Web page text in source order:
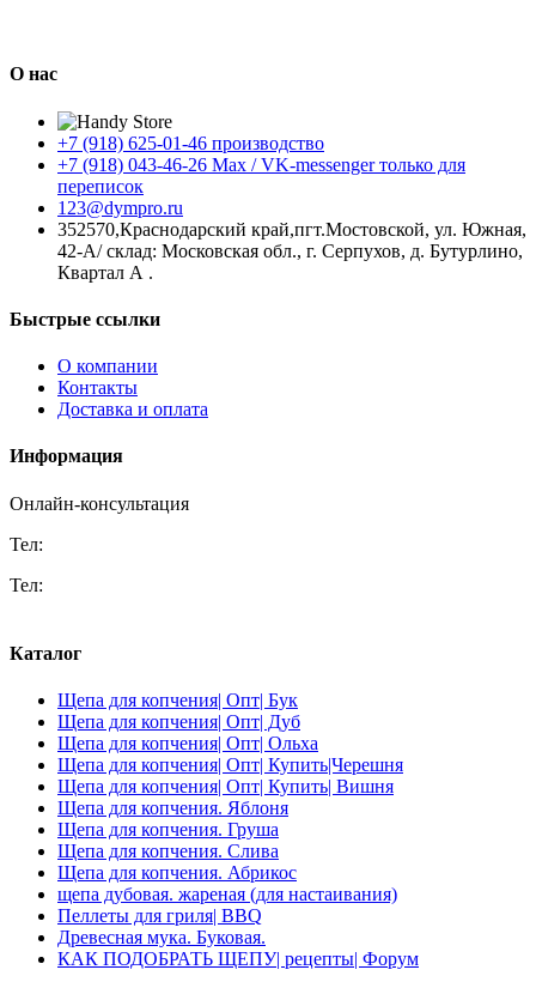
О нас
+7 (918) 625-01-46 производство
+7 (918) 043-46-26 Max / VK-messenger только для
переписок
123@dympro.ru
352570,Краснодарский край,пгт.Мостовской, ул. Южная,
42-А/ склад: Московская обл., г. Серпухов, д. Бутурлино,
Квартал А .
Быстрые ссылки
О компании
Контакты
Доставка и оплата
Информация
Онлайн-консультация
Тел:
Тел:
Каталог
Щепа для копчения| Опт| Бук
Щепа для копчения| Опт| Дуб
Щепа для копчения| Опт| Ольха
Щепа для копчения| Опт| Купить|Черешня
Щепа для копчения| Опт| Купить| Вишня
Щепа для копчения. Яблоня
Щепа для копчения. Груша
Щепа для копчения. Слива
Щепа для копчения. Абрикос
щепа дубовая. жареная (для настаивания)
Пеллеты для гриля| BBQ
Древесная мука. Буковая.
КАК ПОДОБРАТЬ ЩЕПУ| рецепты| Форум